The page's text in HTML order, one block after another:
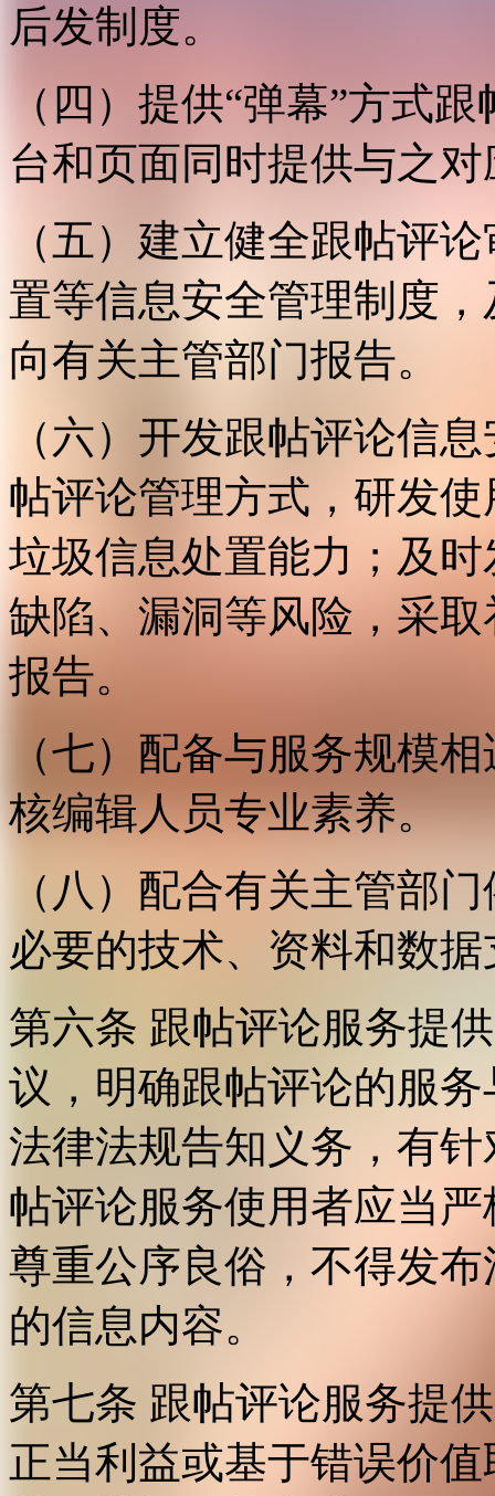
后发制度。
（四）提供“弹幕”方式
台和页面同时提供与之
（五）建立健全跟帖评
置等信息安全管理制度
向有关主管部门报告。
（六）开发跟帖评论信
帖评论管理方式，研发
垃圾信息处置能力；及
缺陷、漏洞等风险，采
报告。
（七）配备与服务规模
核编辑人员专业素养。
（八）配合有关主管部
必要的技术、资料和数
第六条 跟帖评论服务提
议，明确跟帖评论的服
法律法规告知义务，有
帖评论服务使用者应当
尊重公序良俗，不得发
的信息内容。
第七条 跟帖评论服务提
正当利益或基于错误价